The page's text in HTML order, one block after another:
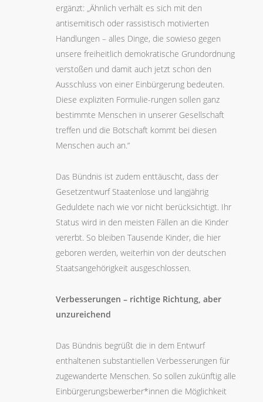
ergänzt: „Ähnlich verhält es sich mit den
antisemitisch oder rassistisch motivierten
Handlungen – alles Dinge, die sowieso gegen
unsere freiheitlich demokratische Grundordnung
verstoßen und damit auch jetzt schon den
Ausschluss von einer Einbürgerung bedeuten.
Diese expliziten Formulie-rungen sollen ganz
bestimmte Menschen in unserer Gesellschaft
treffen und die Botschaft kommt bei diesen
Menschen auch an.“
Das Bündnis ist zudem enttäuscht, dass der
Gesetzentwurf Staatenlose und langjährig
Geduldete nach wie vor nicht berücksichtigt. Ihr
Status wird in den meisten Fällen an die Kinder
vererbt. So bleiben Tausende Kinder, die hier
geboren werden, weiterhin von der deutschen
Staatsangehörigkeit ausgeschlossen.
Verbesserungen – richtige Richtung, aber
unzureichend
Das Bündnis begrüßt die in dem Entwurf
enthaltenen substantiellen Verbesserungen für
zugewanderte Menschen. So sollen zukünftig alle
Einbürgerungsbewerber*innen die Möglichkeit